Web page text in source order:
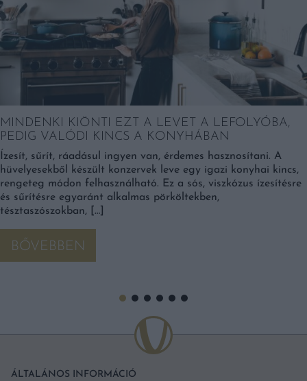
MINDENKI KIÖNTI EZT A LEVET A LEFOLYÓBA,
PEDIG VALÓDI KINCS A KONYHÁBAN
Ízesít, sűrít, ráadásul ingyen van, érdemes hasznosítani. A
hüvelyesekből készült konzervek leve egy igazi konyhai kincs,
rengeteg módon felhasználható. Ez a sós, viszkózus ízesítésre
és sűrítésre egyaránt alkalmas pörköltekben,
tésztaszószokban, […]
BŐVEBBEN
ÁLTALÁNOS INFORMÁCIÓ